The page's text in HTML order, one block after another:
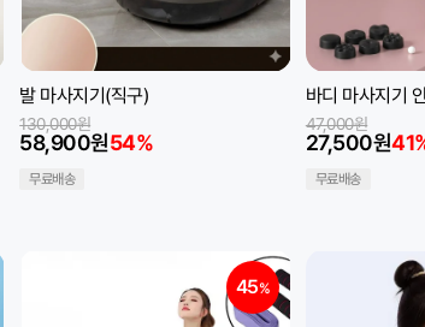
발 마사지기(직구)
58,900원54%
130,000원
무료배송
바디 마사지기
27,500원
47,000원
무료배송
45%